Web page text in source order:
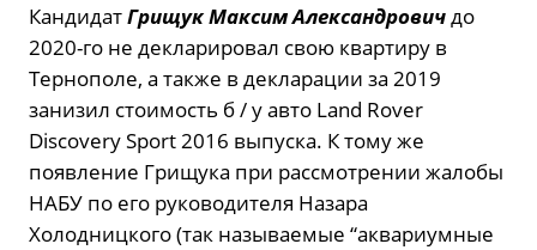
КандидатГрищук Максим Александровичдо
2020-го не декларировал свою квартиру в
Тернополе, а также в декларации за 2019
занизил стоимость б / у авто Land Rover
Discovery Sport 2016 выпуска. К тому же
появление Грищука при рассмотрении жалобы
НАБУ по его руководителя Назара
Холодницкого (так называемые “аквариумные